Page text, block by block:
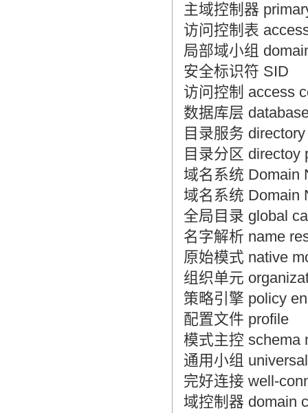
主域控制器
访问控制表
局部域小组
安全标识符 SID
访问控制 access
数据库层
目录服务
目录分区 directoy
域名系统 Domain
域名系统 Domain
全局目录 global
名字解析 name
原始模式 native
组织单元
策略引擎 policy
配置文件 profile
模式主控 schema
通用小组
完好连接 well-
域控制器 domain